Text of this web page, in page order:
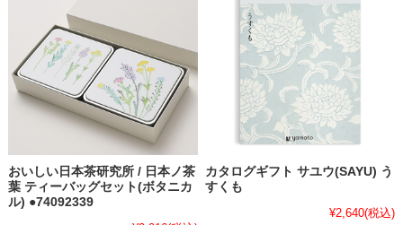
おいしい日本茶研究所 / 日本ノ茶
葉 ティーバッグセット(ボタニカ
ル) ●74092339
カタログギフト サユウ(SAYU) う
すくも
¥2,640(税込)